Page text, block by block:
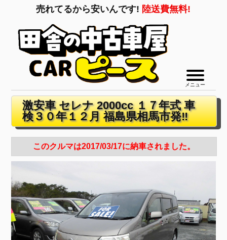
売れてるから安いんです! 陸送費無料!
メニュー
激安車 セレナ 2000cc １７年式 車
検３０年１２月 福島県相馬市発‼
このクルマは2017/03/17に納車されました。